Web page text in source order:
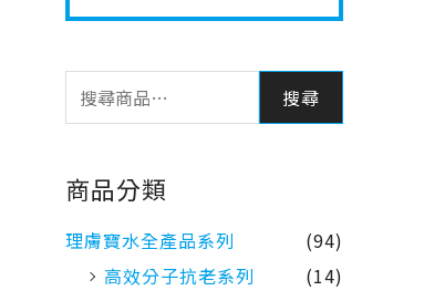
搜尋
商品分類
理膚寶水全產品系列
(94)
高效分子抗老系列
(14)